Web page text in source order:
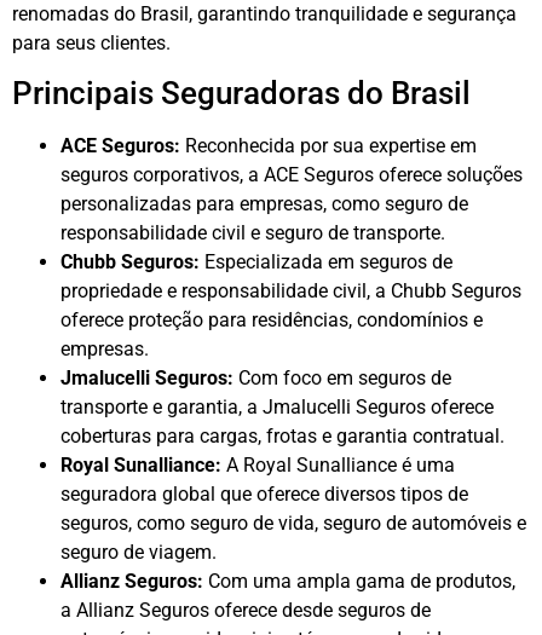
renomadas do Brasil, garantindo tranquilidade e segurança
para seus clientes.
Principais Seguradoras do Brasil
ACE Seguros: Reconhecida por sua expertise em
seguros corporativos, a ACE Seguros oferece soluções
personalizadas para empresas, como seguro de
responsabilidade civil e seguro de transporte.
Chubb Seguros: Especializada em seguros de
propriedade e responsabilidade civil, a Chubb Seguros
oferece proteção para residências, condomínios e
empresas.
Jmalucelli Seguros: Com foco em seguros de
transporte e garantia, a Jmalucelli Seguros oferece
coberturas para cargas, frotas e garantia contratual.
Royal Sunalliance: A Royal Sunalliance é uma
seguradora global que oferece diversos tipos de
seguros, como seguro de vida, seguro de automóveis e
seguro de viagem.
Allianz Seguros: Com uma ampla gama de produtos,
a Allianz Seguros oferece desde seguros de